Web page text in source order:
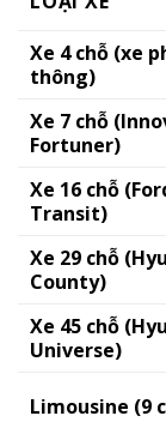
Xe 4 chỗ (xe
thông)
Xe 7 chỗ
Fortuner)
Xe 16 chỗ
Transit)
Xe 29 chỗ
County)
Xe 45 chỗ
Universe)
Limousine (9